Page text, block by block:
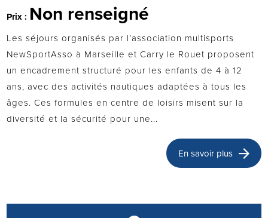
Prix : Non renseigné
Les séjours organisés par l’association multisports
NewSportAsso à Marseille et Carry le Rouet proposent
un encadrement structuré pour les enfants de 4 à 12
ans, avec des activités nautiques adaptées à tous les
âges. Ces formules en centre de loisirs misent sur la
diversité et la sécurité pour une...
En savoir plus